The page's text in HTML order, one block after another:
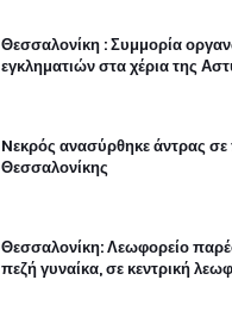
Θεσσαλονίκη : Συμμορία
εγκληματιών στα χέρια της
Nεκρός ανασύρθηκε άντρας
Θεσσαλονίκης
Θεσσαλονίκη: Λεωφορείο
πεζή γυναίκα, σε κεντρική